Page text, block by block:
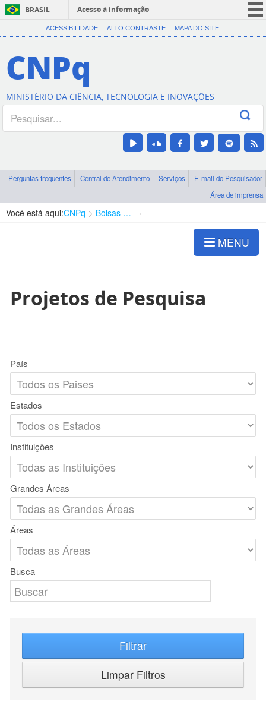
BRASIL
Acesso à informação
CORONAVÍRUS (COVID-19)
Canais
ACESSIBILIDADE ALTO CONTRASTE MAPA DO SITE
CNPq
MINISTÉRIO DA CIÊNCIA, TECNOLOGIA E INOVAÇÕES
Perguntas frequentes Central de Atendimento Serviços
E-mail do Pesquisador
Área de imprensa
Você está aqui:CNPq Bolsas e Auxílios Vigentes
MENU
Projetos de Pesquisa
País
Estados
Instituições
Grandes Áreas
Áreas
Busca
Filtrar
Limpar Filtros